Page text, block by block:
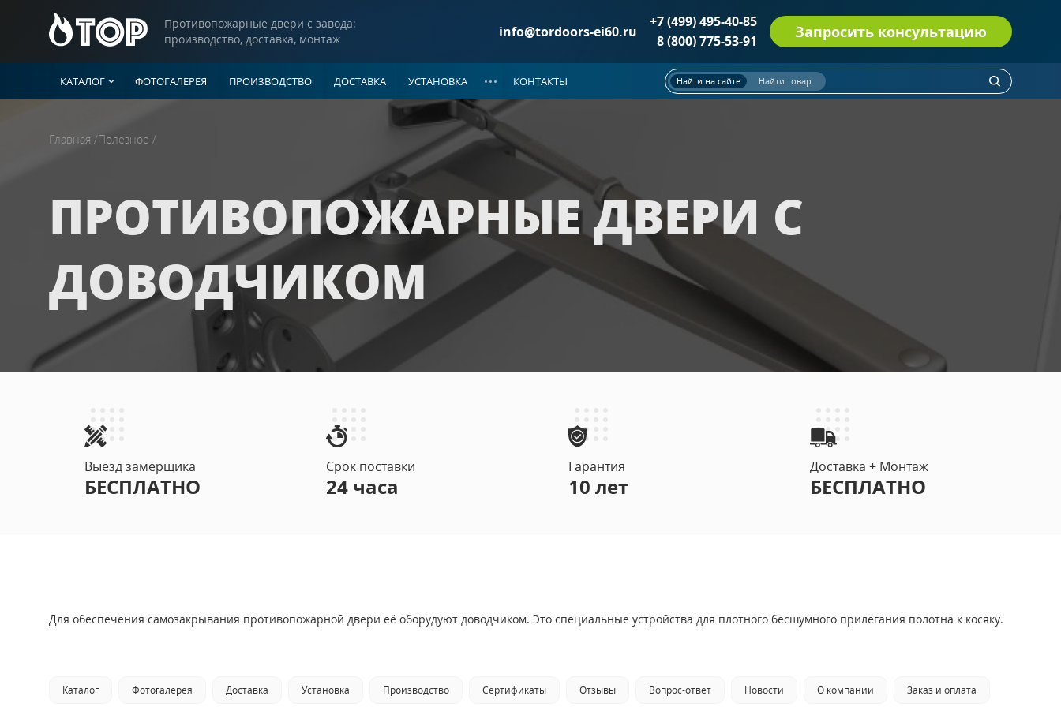
Противопожарные двери с завода:
производство, доставка, монтаж
info@tordoors-ei60.ru
+7 (499) 495-40-85
8 (800) 775-53-91
Запросить консультацию
КАТАЛОГ
Прочие изделия
ГЛУХИЕ ДВЕРИ ДМП EI-60 (86)
Однопольные двери (37)
Полуторные двери(25)
Двупольные двери(24)
С рисунком на металле
Со штамповкой на металле
Двупольные двери
С остеклением более 25% полотна
С круглым стеклопакетом
С импостами
С ВЕНТИЛЯЦИОННОЙ РЕШЕТКОЙ
(20)
Полуторные двери
Двупольные двери
ПРОТИВОПОЖАРНЫЕ ДВЕРИ EI 30
С ОТДЕЛКОЙ МДФ С СИСТЕМОЙ АНТИПАНИКА
ФОТОГАЛЕРЕЯ ПРОИЗВОДСТВО ДОСТАВКА УСТАНОВКА
ДОКУМЕНТАЦИЯ
НОВОСТИ
КОНТАКТЫ Найти на сайте Найти товар
Главная /Полезное /
ПРОТИВОПОЖАРНЫЕ ДВЕРИ С
ДОВОДЧИКОМ
Выезд замерщика
БЕСПЛАТНО
Срок поставки
24 часа
Гарантия
10 лет
Доставка + Монтаж
БЕСПЛАТНО
Для обеспечения самозакрывания противопожарной двери её оборудуют доводчиком. Это специальные устройства для плотного бесшумного прилегания полотна к косяку.
Каталог Фотогалерея Доставка Установка Производство Сертификаты Отзывы Вопрос-ответ Новости О компании Заказ и оплата